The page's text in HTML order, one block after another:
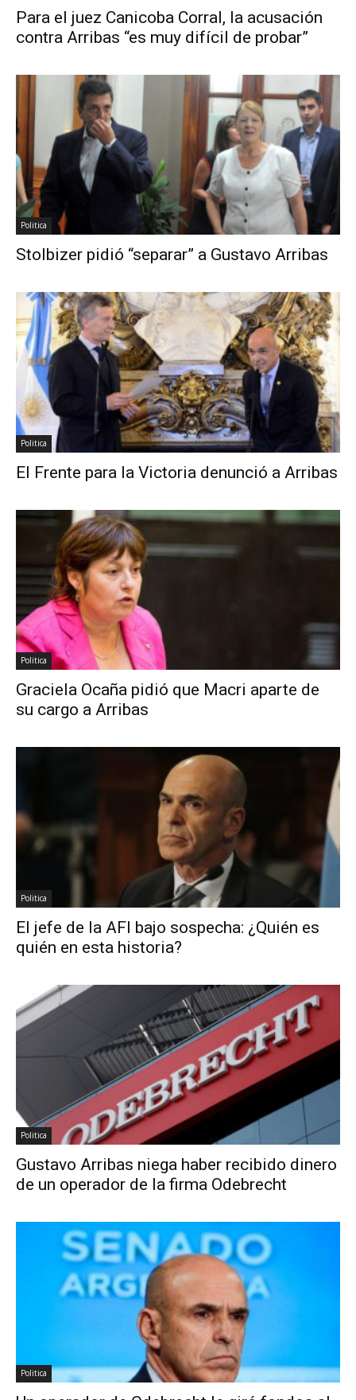
Para el juez Canicoba Corral, la acusación
contra Arribas “es muy difícil de probar”
Politica
Stolbizer pidió “separar” a Gustavo Arribas
Politica
El Frente para la Victoria denunció a Arribas
Politica
Graciela Ocaña pidió que Macri aparte de
su cargo a Arribas
Politica
El jefe de la AFI bajo sospecha: ¿Quién es
quién en esta historia?
Politica
Gustavo Arribas niega haber recibido dinero
de un operador de la firma Odebrecht
Politica